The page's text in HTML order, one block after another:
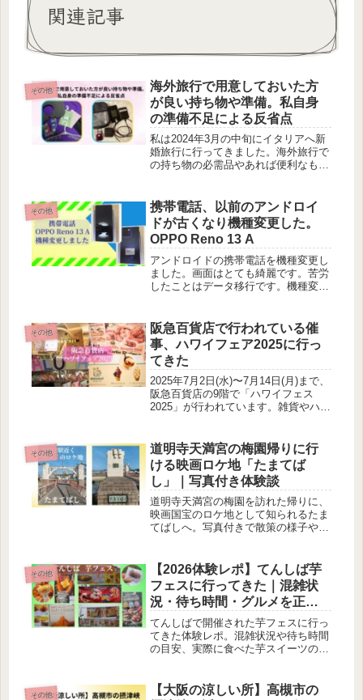
関連記事
その他
海外旅行で用意しておいた方
が良い持ち物や準備。私自身
の準備不足による反省点
私は2024年3月の中旬にイタリアへ新
婚旅行に行ってきました。海外旅行で
の持ち物の必需品やあれば便利なもの
その他
携帯電話、以前のアンドロイ
ドが古くなり機種変更した。
OPPO Reno 13 A
アンドロイドの携帯電話を機種変更し
ました。画面はとても綺麗です。苦労
したことはデータ移行です。機種変更
す。
その他
阪急百貨店で行われている催
事、ハワイフェア2025に行っ
てきた
2025年7月2日(水)〜7月14日(月)まで、
阪急百貨店の9階で「ハワイフェス
2025」が行われています。雑貨やハワ
がでしょうか。
その他
道明寺天満宮の梅園帰りに行
ける映画ロケ地「たまてば
し」｜写真付き体験談
道明寺天満宮の梅園を訪れた帰りに、
映画国宝のロケ地として知られるたま
てばしへ。写真付きで散策の様子や雰
その他
【2026体験レポ】てんしば芋
フェスに行ってきた｜混雑状
況・待ち時間・グルメを正直
レビュー
てんしばで開催された芋フェスに行っ
てきた体験レポ。混雑状況や待ち時間
の目安、実際に食べた芋スイーツの感
ました。
その他
【大阪の涼しい所】高槻市の